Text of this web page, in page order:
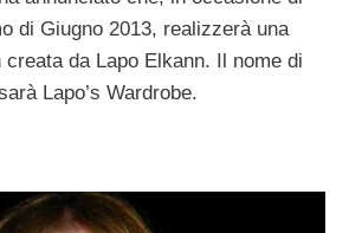
di Giugno 2013, realizzerà una
da Lapo Elkann. Il nome di
Lapo’s Wardrobe.